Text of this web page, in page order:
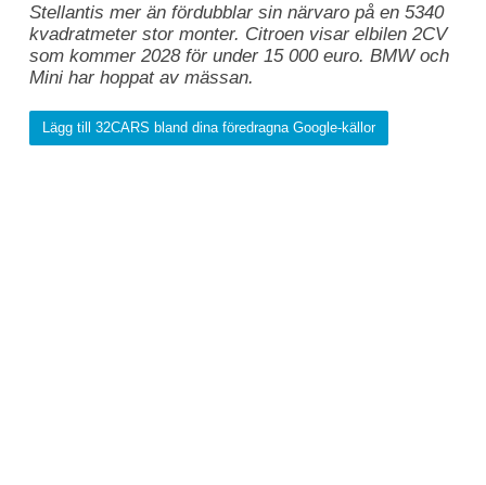
Stellantis mer än fördubblar sin närvaro på en 5340
kvadratmeter stor monter. Citroen visar elbilen 2CV
som kommer 2028 för under 15 000 euro. BMW och
Mini har hoppat av mässan.
Lägg till 32CARS bland dina föredragna Google-källor